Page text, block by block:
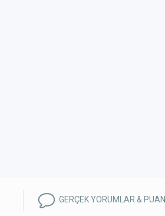
GERÇEK YORUMLAR &